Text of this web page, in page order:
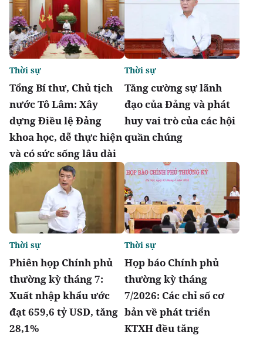
Tổng Bí thư, Chủ tịch
nước Tô Lâm: Xây
dựng Điều lệ Đảng
khoa học, dễ thực hiện
và có sức sống lâu dài
Thời sự
Tăng cường sự lãnh
đạo của Đảng và phát
huy vai trò của các hội
quần chúng
Thời sự
Phiên họp Chính phủ
thường kỳ tháng 7:
Xuất nhập khẩu ước
đạt 659,6 tỷ USD, tăng
28,1%
Thời sự
Họp báo Chính phủ
thường kỳ tháng
7/2026: Các chỉ số cơ
bản về phát triển
KTXH đều tăng
Thời sự